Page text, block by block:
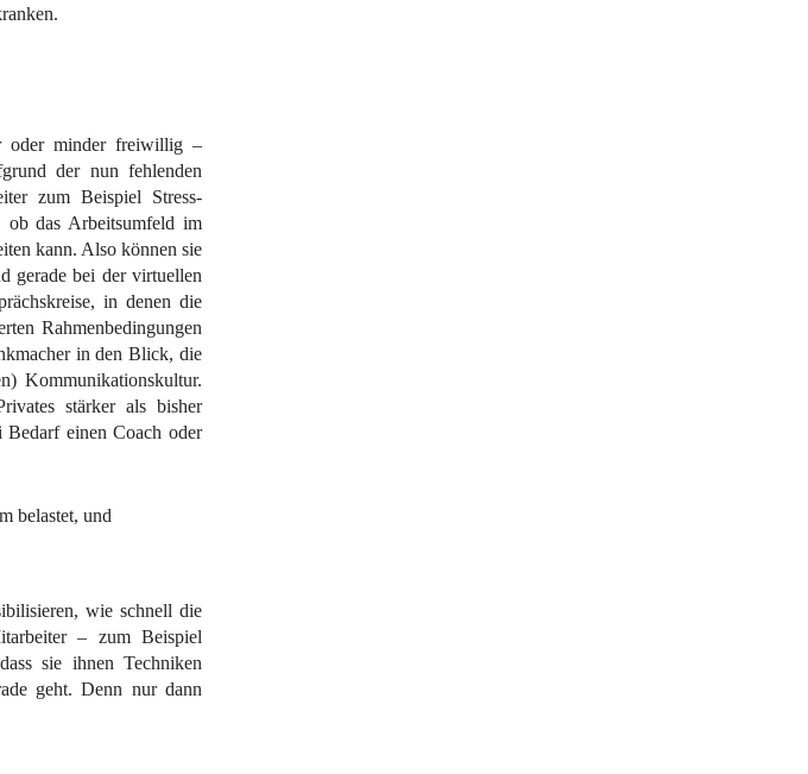
oder minder freiwillig –
der nun fehlenden
zum Beispiel Stress-
ob das Arbeitsumfeld im
kann. Also können sie
gerade bei der virtuellen
in denen die
Rahmenbedingungen
in den Blick, die
Kommunikationskultur.
stärker als bisher
einen Coach oder
belastet, und
wie schnell die
– zum Beispiel
sie ihnen Techniken
geht. Denn nur dann